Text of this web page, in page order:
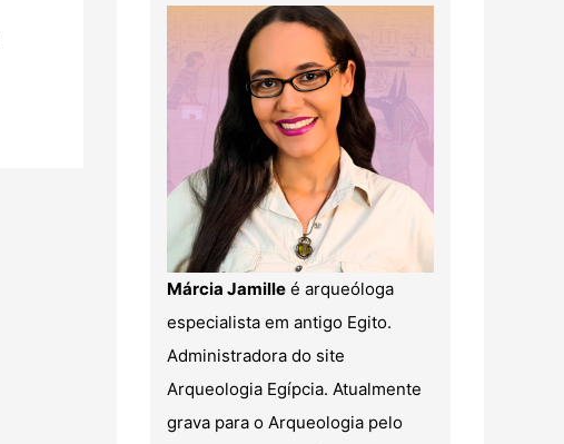
Márcia Jamille é arqueóloga
especialista em antigo Egito.
Administradora do site
Arqueologia Egípcia. Atualmente
grava para o Arqueologia pelo